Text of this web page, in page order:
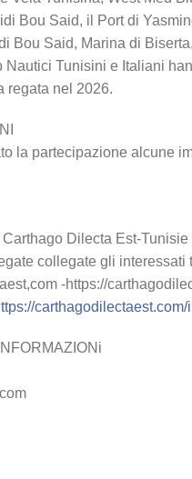
Bou Said, il Port di
Bou Said, Marina di
Nautici Tunisini e Italiani
regata nel 2026.
la partecipazione alcune
Dilecta Est-
collegate gli
-https://